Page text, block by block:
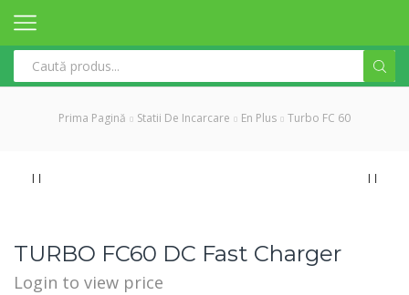
input
Prima Pagină Statii De Incarcare En Plus Turbo FC 60
TURBO FC60 DC Fast Charger
Login to view price